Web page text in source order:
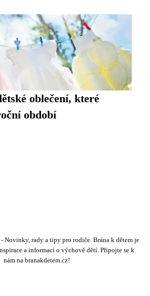
oblečení, které
období
Novinky, rady a tipy pro rodiče. Brána k dětem je
a informací o výchově dětí. Připojte se k
nám na branakdetem.cz!